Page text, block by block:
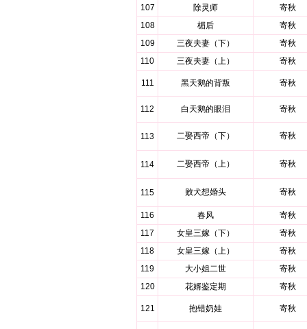
107 除灵师
寄秋
108
楣后
寄秋
109
三夜夫妻（下）
寄秋
110
三夜夫妻（上） 寄秋
111 黑天鹅的背叛 寄秋
112 白天鹅的眼泪 寄秋
113 二娶西帝（下） 寄秋
114 二娶西帝（上） 寄秋
115 败犬想婚头 寄秋
116 春风
寄秋
117
女皇三嫁（下）
寄秋
118
女皇三嫁（上）
寄秋
119
大小姐二世
寄秋
120
花婿鉴定期 寄秋
121 抱错奶娃 寄秋